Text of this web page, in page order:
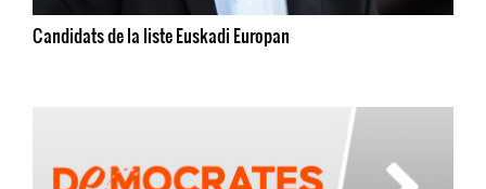
Candidats de la liste Euskadi Europan